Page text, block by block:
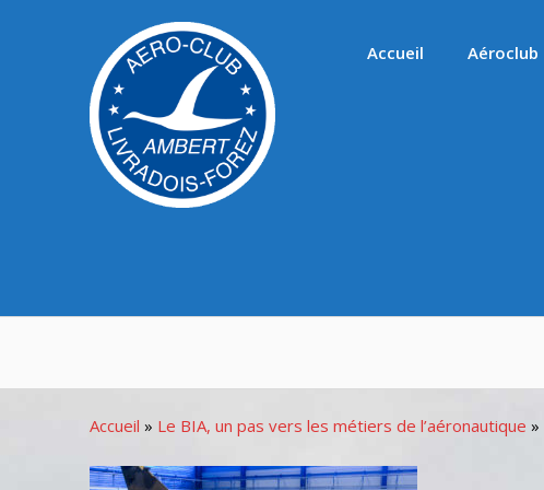
Accueil Aéroclub
Accueil » Le BIA, un pas vers les métiers de l’aéronautique »